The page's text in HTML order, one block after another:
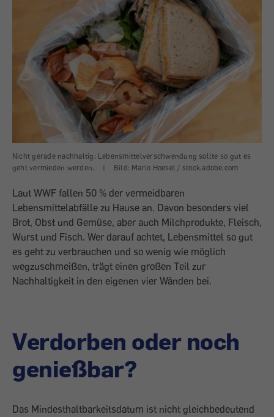
Nicht gerade nachhaltig: Lebensmittelverschwendung sollte so gut es
geht vermieden werden.
| Bild: Mario Hoesel / stock.adobe.com
Laut WWF fallen 50 % der vermeidbaren
Lebensmittelabfälle zu Hause an. Davon besonders viel
Brot, Obst und Gemüse, aber auch Milchprodukte, Fleisch,
Wurst und Fisch. Wer darauf achtet, Lebensmittel so gut
es geht zu verbrauchen und so wenig wie möglich
wegzuschmeißen, trägt einen großen Teil zur
Nachhaltigkeit in den eigenen vier Wänden bei.
Verdorben oder noch
genießbar?
Das Mindesthaltbarkeitsdatum ist nicht gleichbedeutend